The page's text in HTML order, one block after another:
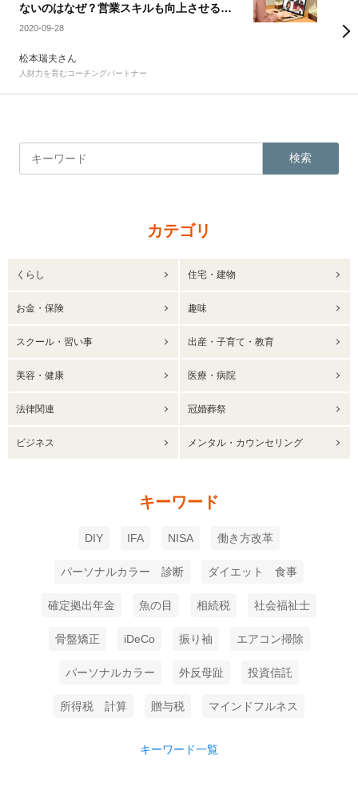
ないのはなぜ？営業スキルも向上させる雑
談の効果とは
2020-09-28
松本瑞夫さん
人財力を育むコーチングパートナー
検索
カテゴリ
くらし 住宅・建物
お金・保険 趣味
スクール・習い事 出産・子育て・教育
美容・健康 医療・病院
法律関連 冠婚葬祭
ビジネス メンタル・カウンセリング
キーワード
DIY IFA NISA 働き方改革
パーソナルカラー 診断 ダイエット 食事
確定拠出年金 魚の目 相続税 社会福祉士
骨盤矯正 iDeCo 振り袖 エアコン掃除
パーソナルカラー 外反母趾 投資信託
所得税 計算 贈与税 マインドフルネス
キーワード一覧